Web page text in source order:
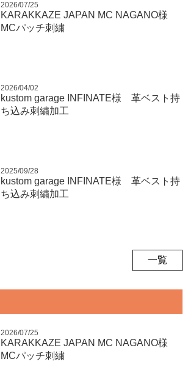
2026/07/25
KARAKKAZE JAPAN MC NAGANO様
MCパッチ刺繍
2026/04/02
kustom garage INFINATE様 革ベスト持
ち込み刺繍加工
2025/09/28
kustom garage INFINATE様 革ベスト持
ち込み刺繍加工
一覧
2026/07/25
KARAKKAZE JAPAN MC NAGANO様
MCパッチ刺繍